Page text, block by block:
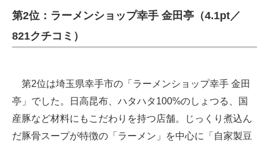
エネルギーの専門メディア
ちょっと気になるネットの話題
第2位：ラーメンショップ幸手 金田亭（4.1pt／
821クチコミ）
第2位は埼玉県幸手市の「ラーメンショップ幸手 金田
亭」でした。日高昆布、ハタハタ100%のしょつる、国
産豚など材料にもこだわりを持つ店舗。じっくり煮込ん
だ豚骨スープが特徴の「ラーメン」を中心に「自家製豆